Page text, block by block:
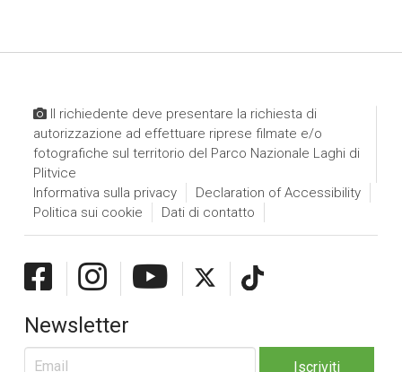
Il richiedente deve presentare la richiesta di
autorizzazione ad effettuare riprese filmate e/o
fotografiche sul territorio del Parco Nazionale Laghi di
Plitvice
Informativa sulla privacy
Declaration of Accessibility
Politica sui cookie
Dati di contatto
Newsletter